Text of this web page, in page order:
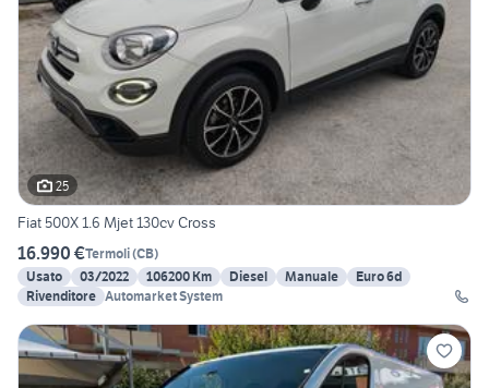
25
Fiat 500X 1.6 Mjet 130cv Cross
16.990 €Termoli(CB)
Usato
03/2022 106200 Km Diesel Manuale
Euro 6d
Rivenditore Automarket System